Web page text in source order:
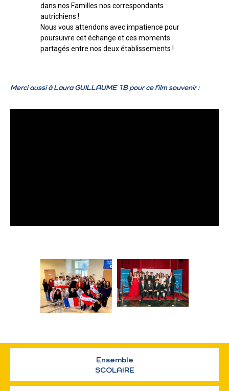
dans nos Familles nos correspondants
autrichiens !
Nous vous attendons avec impatience pour
poursuivre cet échange et ces moments
partagés entre nos deux établissements !
Merci aussi à Laura GUILLAUME 1B pour ce film souvenir :
Ensemble
SCOLAIRE